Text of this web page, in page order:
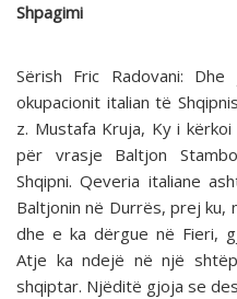
Shpagimi
Sërish Fric Radovani:
okupacionit italian të
z. Mustafa Kruja, Ky i
për vrasje Baltjon
Shqipni. Qeveria italiane
Baltjonin në Durrës, prej ku,
dhe e ka dërgue në Fieri,
Atje ka ndejë në një
shqiptar. Njëditë gjoja se